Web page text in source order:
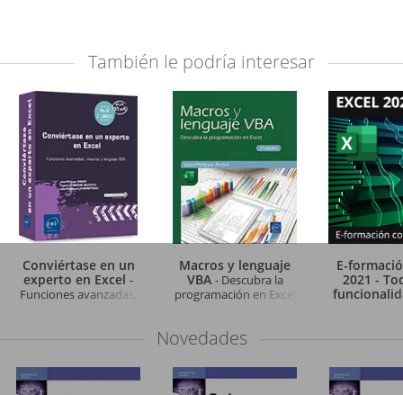
También le podría interesar
Conviértase en un
experto en Excel -
Funciones avanzadas,
Macros y lenguaje
VBA - Descubra la
programación en Excel
E-
2021 -
Excel 2021
1
Novedades